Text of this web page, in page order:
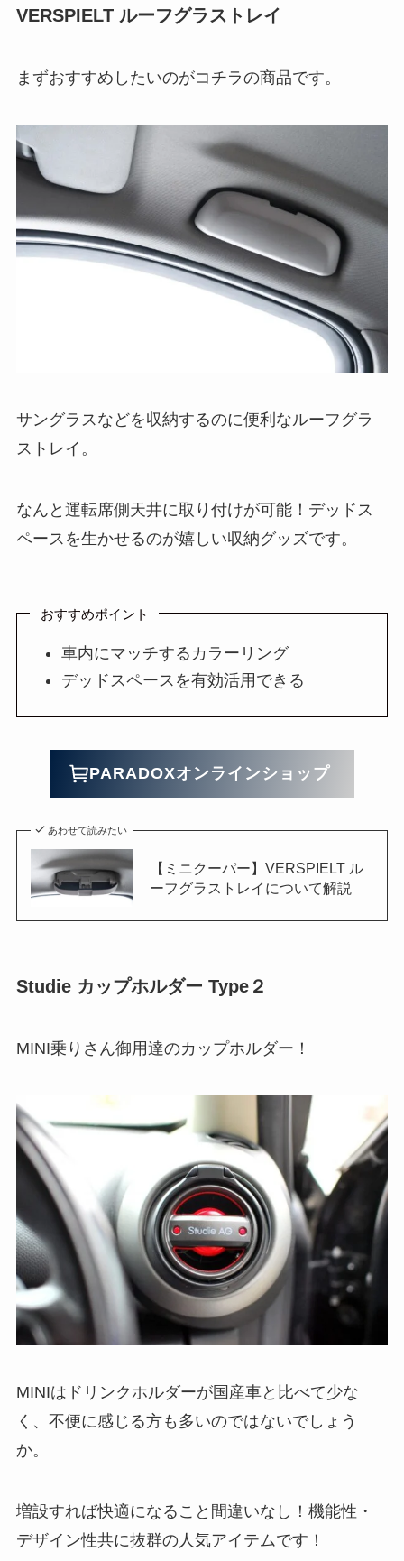
VERSPIELT ルーフグラストレイ
まずおすすめしたいのがコチラの商品です。
サングラスなどを収納するのに便利なルーフグラ
ストレイ。
なんと運転席側天井に取り付けが可能！デッドス
ペースを生かせるのが嬉しい収納グッズです。
おすすめポイント
車内にマッチするカラーリング
デッドスペースを有効活用できる
PARADOXオンラインショップ
あわせて読みたい
【ミニクーパー】VERSPIELT ル
ーフグラストレイについて解説
Studie カップホルダー Type２
MINI乗りさん御用達のカップホルダー！
MINIはドリンクホルダーが国産車と比べて少な
く、不便に感じる方も多いのではないでしょう
か。
増設すれば快適になること間違いなし！機能性・
デザイン性共に抜群の人気アイテムです！